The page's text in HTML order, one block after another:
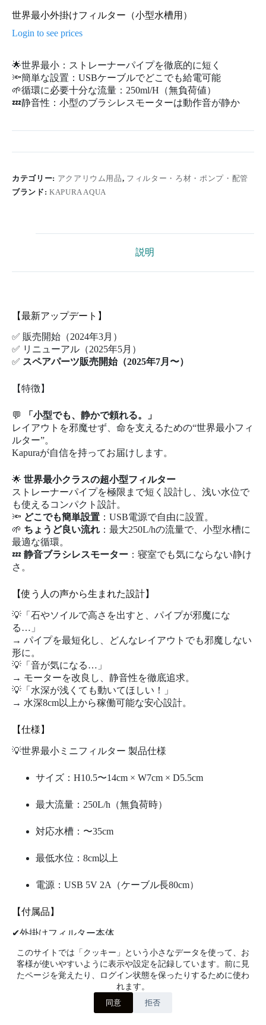
このサイトでは「クッキー」という小さなデータを使って、お
客様が使いやすいように表示や設定を記録しています。前に見
たページを覚えたり、ログイン状態を保ったりするために使わ
れます。
同意 拒否
世界最小外掛けフィルター（小型水槽用）
Login to see prices
🌟世界最小：ストレーナーパイプを徹底的に短く
🔦簡単な設置：USBケーブルでどこでも給電可能
🌱循環に必要十分な流量：250ml/H（無負荷値）
💤静音性：小型のブラシレスモーターは動作音が静か
カテゴリー: アクアリウム用品, フィルター・ろ材・ポンプ・配管
ブランド: KAPURA AQUA
説明
【最新アップデート】
✅ 販売開始（2024年3月）
✅ リニューアル（2025年5月）
✅ スペアパーツ販売開始（2025年7月〜）
【特徴】
💬
「小型でも、静かで頼れる。」
レイアウトを邪魔せず、命を支えるための“世界最小フィ
ルター”。
Kapuraが自信を持ってお届けします。
🌟 世界最小クラスの超小型フィルター
ストレーナーパイプを極限まで短く設計し、浅い水位で
も使えるコンパクト設計。
🔦 どこでも簡単設置 ：USB電源で自由に設置。
🌱 ちょうど良い流れ ：最大250L/hの流量で、小型水槽に
最適な循環。
💤 静音ブラシレスモーター ：寝室でも気にならない静け
さ。
【使う人の声から生まれた設計】
💡「石やソイルで高さを出すと、パイプが邪魔にな
る…」
→ パイプを最短化し、どんなレイアウトでも邪魔しない
形に。
💡「音が気になる…」
→ モーターを改良し、静音性を徹底追求。
💡「水深が浅くても動いてほしい！」
→ 水深8cm以上から稼働可能な安心設計。
【仕様】
💡世界最小ミニフィルター 製品仕様
サイズ：H10.5〜14cm × W7cm × D5.5cm
最大流量：250L/h（無負荷時）
対応水槽：〜35cm
最低水位：8cm以上
電源：USB 5V 2A（ケーブル長80cm）
【付属品】
✔外掛けフィルター本体
✔スポンジフィルター3種
✔ストレーナーフィルター2個
✔延長ストレーナー1個
✔シリコンカバー1個
✔日本語マニュアル・修理案内・明細書